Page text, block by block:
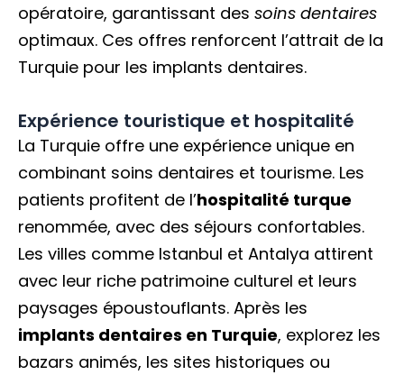
opératoire, garantissant des soins dentaires
optimaux. Ces offres renforcent l’attrait de la
Turquie pour les implants dentaires.
Expérience touristique et hospitalité
La Turquie offre une expérience unique en
combinant soins dentaires et tourisme. Les
patients profitent de l’hospitalité turque
renommée, avec des séjours confortables.
Les villes comme Istanbul et Antalya attirent
avec leur riche patrimoine culturel et leurs
paysages époustouflants. Après les
implants dentaires en Turquie, explorez les
bazars animés, les sites historiques ou